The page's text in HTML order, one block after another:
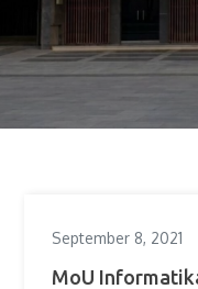
September 8, 2021
MoU